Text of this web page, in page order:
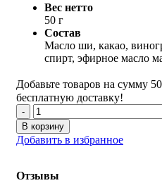
Вес нетто
50 г
Состав
Масло ши, какао,
спирт, эфирное масло
Добавьте товаров на сумму
бесплатную доставку!
Количество
товара
Детское
крем-
Мандаринка
В корзину
Добавить в избранное
Отзывы